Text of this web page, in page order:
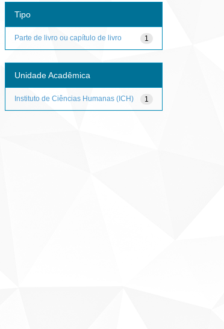
Tipo
1
Parte de livro ou capítulo de livro
Unidade Acadêmica
1
Instituto de Ciências Humanas (ICH)